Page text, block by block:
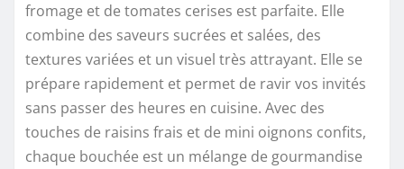
fromage et de tomates cerises est parfaite. Elle
combine des saveurs sucrées et salées, des
textures variées et un visuel très attrayant. Elle se
prépare rapidement et permet de ravir vos invités
sans passer des heures en cuisine. Avec des
touches de raisins frais et de mini oignons confits,
chaque bouchée est un mélange de gourmandise